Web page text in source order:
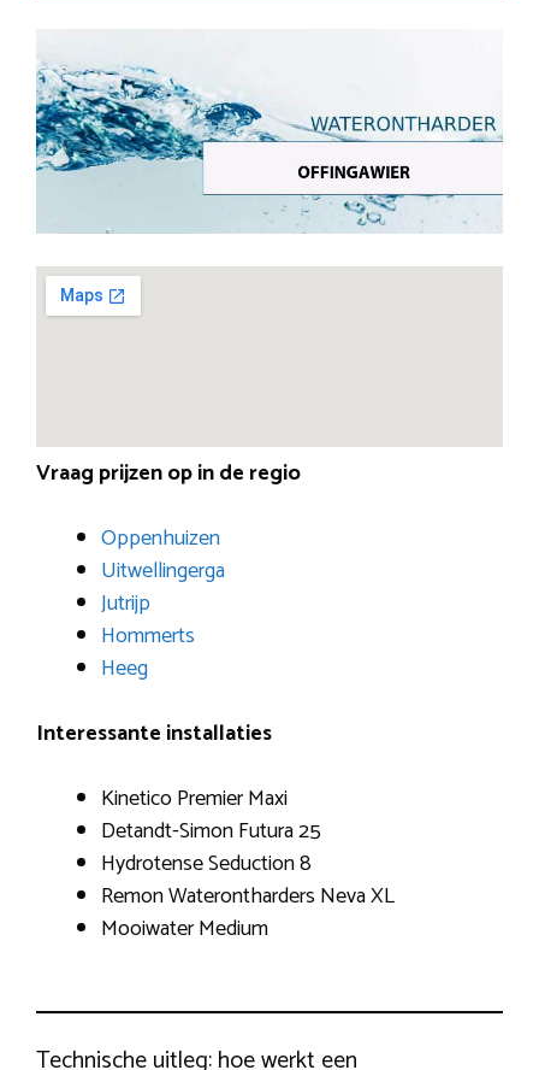
Vraag prijzen op in de regio
Oppenhuizen
Uitwellingerga
Jutrijp
Hommerts
Heeg
Interessante installaties
Kinetico Premier Maxi
Detandt-Simon Futura 25
Hydrotense Seduction 8
Remon Waterontharders Neva XL
Mooiwater Medium
Technische uitleg: hoe werkt een